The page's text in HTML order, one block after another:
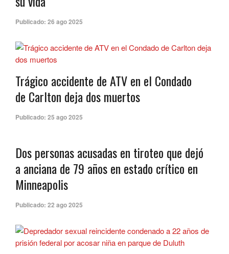
Publicado: 26 ago 2025
Trágico accidente de ATV en el Condado
de Carlton deja dos muertos
Publicado: 25 ago 2025
Dos personas acusadas en tiroteo que dejó
a anciana de 79 años en estado crítico en
Minneapolis
Publicado: 22 ago 2025